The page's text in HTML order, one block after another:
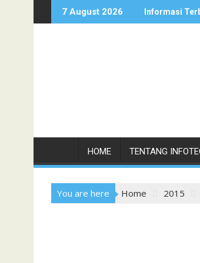
to
7 August 2026 Informasi
HOME TENTANG
You are here Home 2015